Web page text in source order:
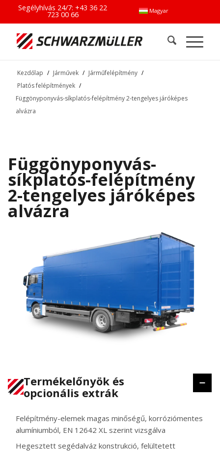
Magyar
Segélyhívás 24/7:+43 36 22
723 00 66
Kezdőlap / Járművek / Járműfelépítmény /
Platós felépítmények /
Függönyponyvás-síkplatós-felépítmény 2-tengelyes járóképes
alvázra
Függönyponyvás-
síkplatós-felépítmény
2-tengelyes járóképes
alvázra
Termékelőnyök és
opcionális extrák
Felépítmény-elemek magas minőségű, korróziómentes
alumíniumból, EN 12642 XL szerint vizsgálva
Hegesztett segédalváz konstrukció, felültetett